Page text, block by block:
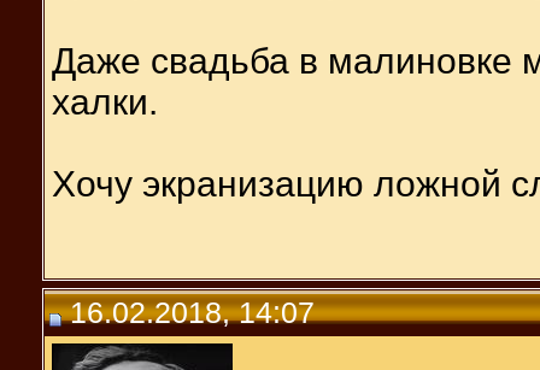
Даже свадьба в малиновке
халки.
Хочу экранизацию ложной
16.02.2018, 14:07